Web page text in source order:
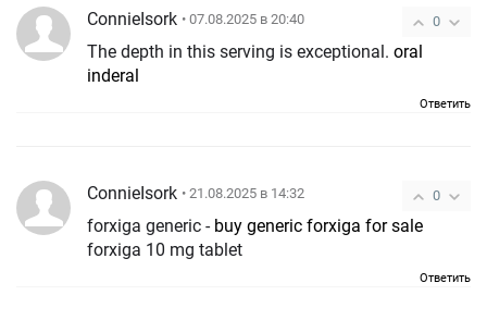
0
ConnieIsork • 07.08.2025 в 20:40
The depth in this serving is exceptional. oral
inderal
Ответить
0
ConnieIsork • 21.08.2025 в 14:32
forxiga generic - buy generic forxiga for sale
forxiga 10 mg tablet
Ответить